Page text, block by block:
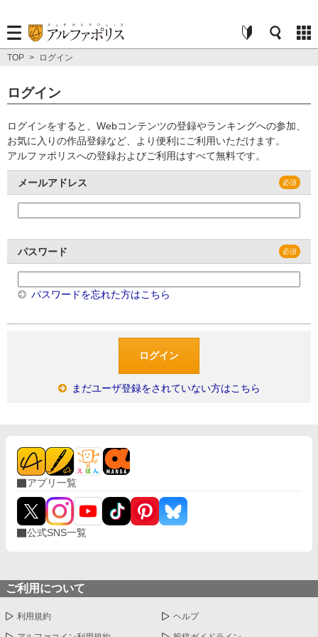
TOP > ログイン
ログイン
ログインをすると、Webコンテンツの登録やランキングへの参加、
お気に入りの作品登録など、より便利にご利用いただけます。
アルファポリスへの登録およびご利用はすべて無料です。
メールアドレス
パスワード
パスワードを忘れた方はこちら
まだユーザ登録をされていない方はこちら
アプリ一覧
公式SNS一覧
ご利用について
利用規約 ヘルプ